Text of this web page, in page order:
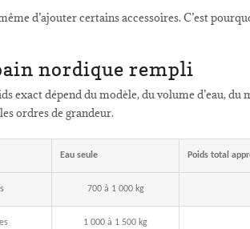
d’ajouter certains accessoires. C’est
nordique rempli
exact dépend du modèle, du volume d’eau,
ordres de grandeur.
Eau seule Poids total
700 à 1 000 kg
1 000 à 1 500 kg